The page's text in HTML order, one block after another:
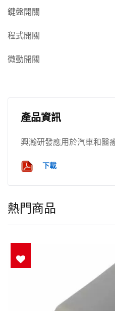
鍵盤開關
程式開關
微動開關
產品資訊
興瀚研發應用於汽車和醫
下載
熱門商品